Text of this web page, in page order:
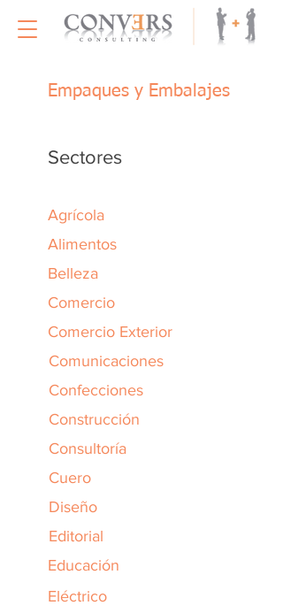
Empaques y Embalajes
Sectores
Agrícola
Alimentos
Belleza
Comercio
Comercio Exterior
Comunicaciones
Confecciones
Construcción
Consultoría
Cuero
Diseño
Editorial
Educación
Eléctrico